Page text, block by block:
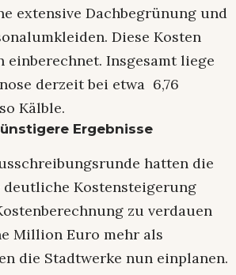
extensive Dachbegrünung und
Diese Kosten
einberechnet. Insgesamt liege
derzeit bei etwa 6,76
Kälble.
Ergebnisse
hatten die
deutliche Kostensteigerung
zu verdauen
Million Euro mehr als
die Stadtwerke nun einplanen.